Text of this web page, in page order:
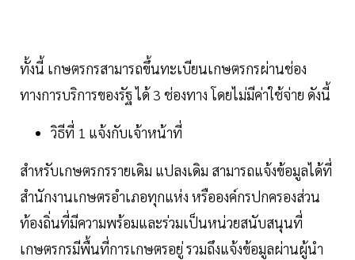
ทั้งนี้ เกษตรกรสามารถขึ้นทะเบียนเกษตรกรผ่านช่อง
ทางการบริการของรัฐ ได้ 3 ช่องทาง โดยไม่มีค่าใช้จ่าย ดังนี้
วิธีที่ 1 แจ้งกับเจ้าหน้าที่
สำหรับเกษตรกรรายเดิม แปลงเดิม สามารถแจ้งข้อมูลได้ที่
สำนักงานเกษตรอำเภอทุกแห่ง หรือองค์กรปกครองส่วน
ท้องถิ่นที่มีความพร้อมและร่วมเป็นหน่วยสนับสนุนที่
เกษตรกรมีพื้นที่การเกษตรอยู่ รวมถึงแจ้งข้อมูลผ่านผู้นำ